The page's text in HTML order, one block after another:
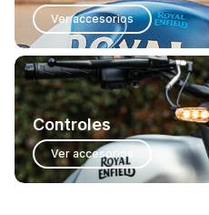
Ver accesorios
Controles
Ver accesorios